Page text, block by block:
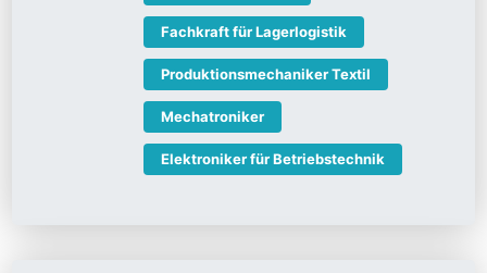
Fachkraft für Lagerlogistik
Produktionsmechaniker Textil
Mechatroniker
Elektroniker für Betriebstechnik